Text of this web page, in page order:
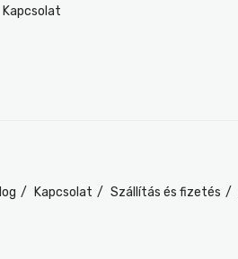
Kapcsolat
Kapcsolat Szállítás és fizetés